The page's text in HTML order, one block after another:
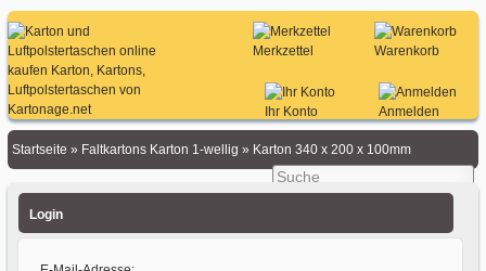
Warenkorb
Merkzettel
Anmelden
Ihr Konto
Startseite » Faltkartons Karton 1-wellig » Karton 340 x 200 x 100mm
Login